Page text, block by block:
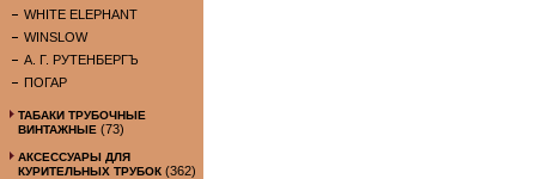
WHITE ELEPHANT
WINSLOW
А. Г. РУТЕНБЕРГЪ
ПОГАР
ТАБАКИ ТРУБОЧНЫЕ
ВИНТАЖНЫЕ (73)
АКСЕССУАРЫ ДЛЯ
КУРИТЕЛЬНЫХ ТРУБОК (362)